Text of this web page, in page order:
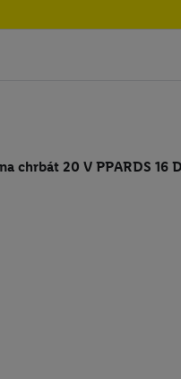
chrbát 20 V PPARDS 16